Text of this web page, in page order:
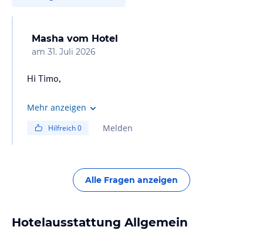
Masha vom Hotel
am 31. Juli 2026
Hi Timo,
Please note that all beverages are served by the glass.
Mehr anzeigen
Hilfreich0 Melden
Alle Fragen anzeigen
Hotelausstattung Allgemein